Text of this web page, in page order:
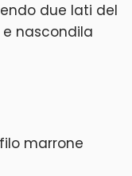
due lati del
nascondila
marrone